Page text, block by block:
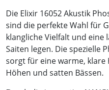
Die Elixir 16052 Akustik
sind die perfekte Wahl für
klangliche Vielfalt und eine
Saiten legen. Die spezielle
sorgt für eine warme,
Höhen und satten Bässen.